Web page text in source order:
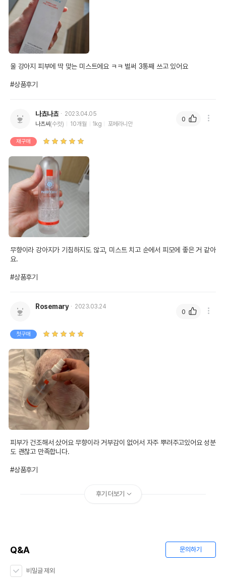
울 강아지 피부에 딱 맞는 미스트에요 ㅋㅋ 벌써 3통째 쓰고 있어요
#상품후기
나쵸나쵸
2023.04.05
나츠씨 (수컷) 10개월 1kg 포메라니안
재구매
무향이라 강아지가 기침하지도 않고, 미스트 치고 순에서 피모에 좋은 거 같아
요.
#상품후기
0
Rosemary 2023.03.24
첫구매
피부가 건조해서 샀어요 무향이라 거부감이 없어서 자주 뿌려주고있어요 성분
도 괜찮고 만족합니다.
#상품후기
0
후기 더보기
Q&A 문의하기
비밀글 제외